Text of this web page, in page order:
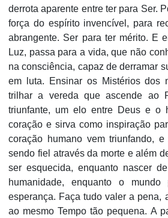
derrota aparente entre ter para Ser.
força do espírito invencível, para
abrangente. Ser para ter mérito. E
Luz, passa para a vida, que não
na consciência, capaz de derramar
em luta. Ensinar os Mistérios dos
trilhar a vereda que ascende ao
triunfante, um elo entre Deus e o
coração e sirva como inspiração
coração humano vem triunfando, e
sendo fiel através da morte e além
ser esquecida, enquanto nascer
humanidade, enquanto o
esperança. Faça tudo valer a pena,
ao mesmo Tempo tão pequena. A